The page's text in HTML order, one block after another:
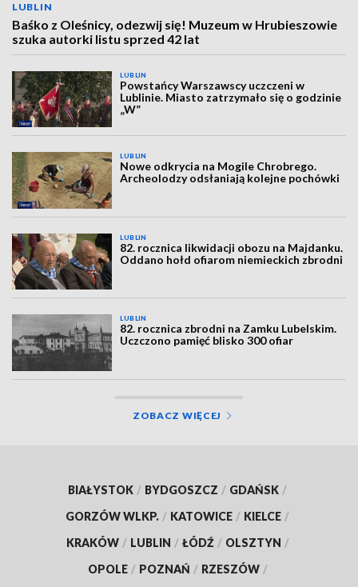
LUBLIN
Baśko z Oleśnicy, odezwij się! Muzeum w Hrubieszowie
szuka autorki listu sprzed 42 lat
LUBLIN
Powstańcy Warszawscy uczczeni w
Lublinie. Miasto zatrzymało się o godzinie
„W”
LUBLIN
Nowe odkrycia na Mogile Chrobrego.
Archeolodzy odsłaniają kolejne pochówki
LUBLIN
82. rocznica likwidacji obozu na Majdanku.
Oddano hołd ofiarom niemieckich zbrodni
LUBLIN
82. rocznica zbrodni na Zamku Lubelskim.
Uczczono pamięć blisko 300 ofiar
ZOBACZ WIĘCEJ
BIAŁYSTOK / BYDGOSZCZ / GDAŃSK /
GORZÓW WLKP. / KATOWICE / KIELCE /
KRAKÓW / LUBLIN / ŁÓDŹ / OLSZTYN /
OPOLE / POZNAŃ / RZESZÓW /